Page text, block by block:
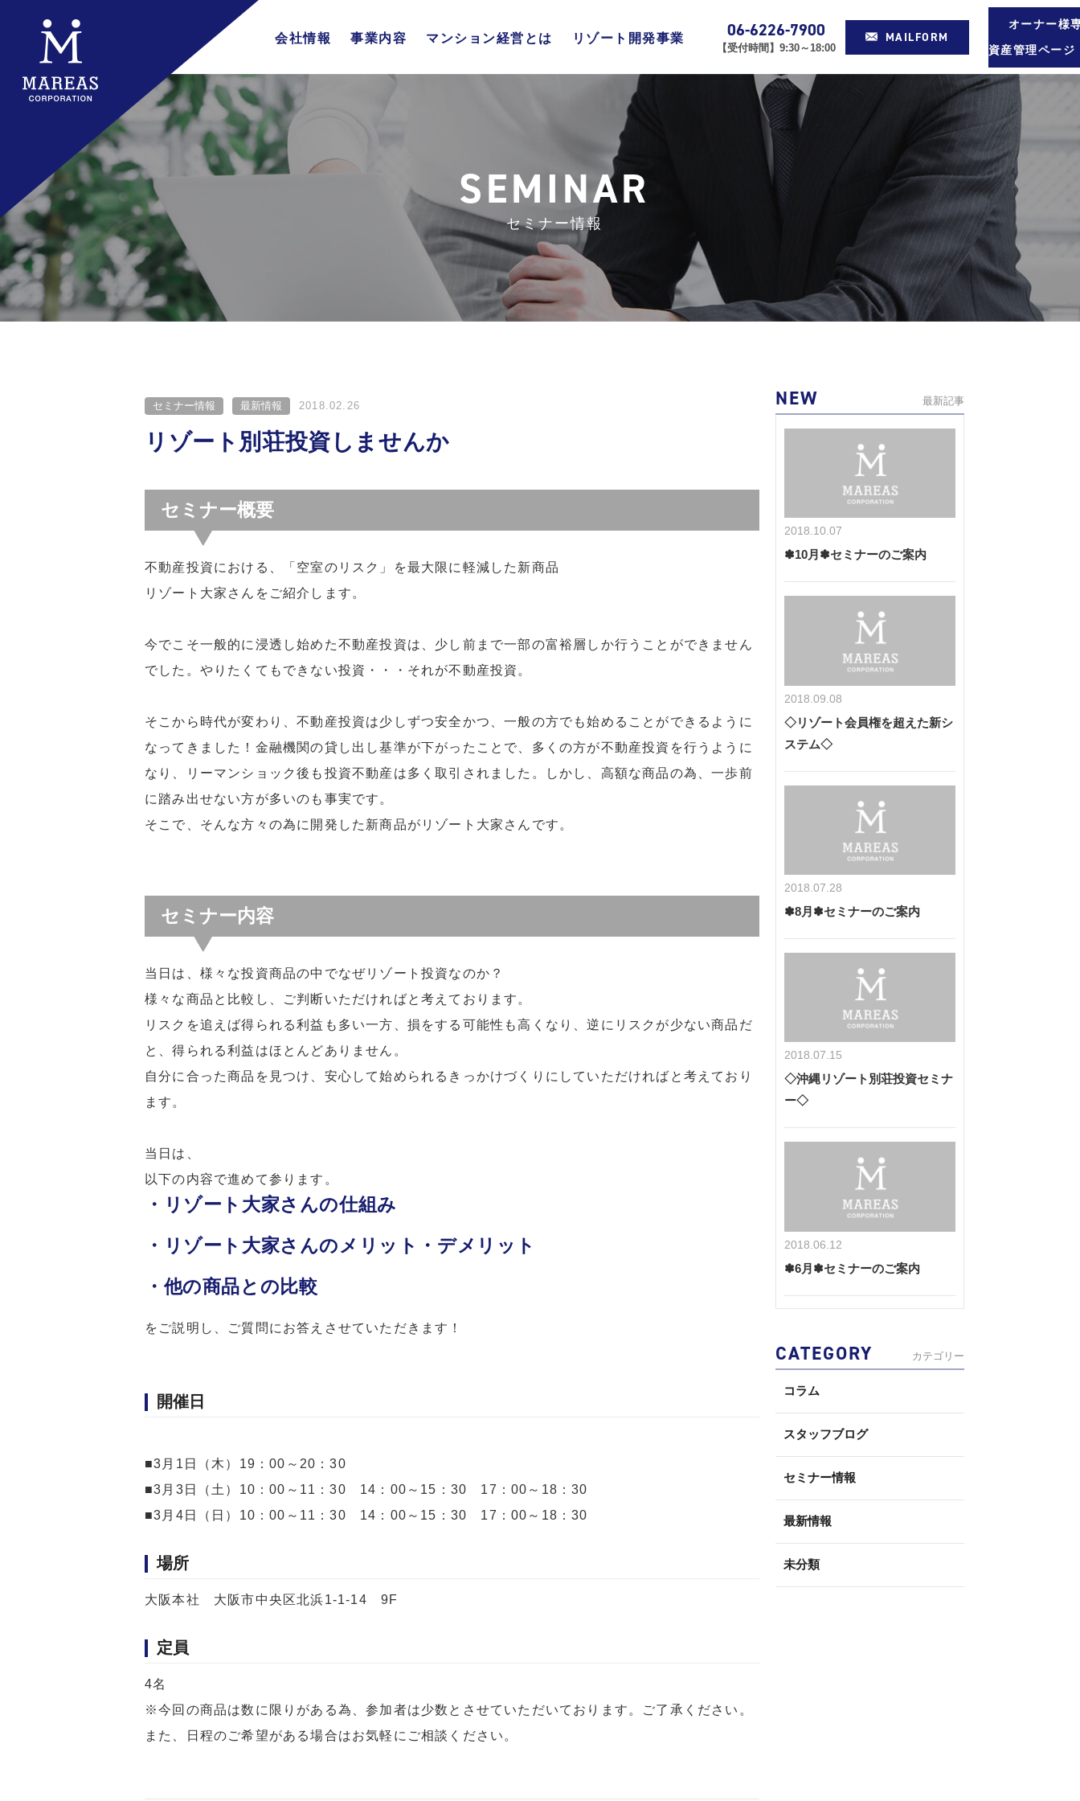
会社情報
会社概要
企業理念
代表挨拶
行動指針
事業内容
不動産販売事業
不動産流通事業
リゾート開発事業
総合管理事業
マンション経営とは
マンション経営の仕組み
4大メリット
年代別メリット
リゾート開発事業 06-6226-7900
【受付時間】9:30～18:00
MAILFORM
オーナー様
資産管理ページ
SEMINAR
セミナー情報
セミナー情報 最新情報 2018.02.26
リゾート別荘投資しませんか
セミナー概要
不動産投資における、「空室のリスク」を最大限に軽減した新商品
リゾート大家さんをご紹介します。
今でこそ一般的に浸透し始めた不動産投資は、少し前まで一部の富裕層しか行うことができません
でした。やりたくてもできない投資・・・それが不動産投資。
そこから時代が変わり、不動産投資は少しずつ安全かつ、一般の方でも始めることができるように
なってきました！金融機関の貸し出し基準が下がったことで、多くの方が不動産投資を行うように
なり、リーマンショック後も投資不動産は多く取引されました。しかし、高額な商品の為、一歩前
に踏み出せない方が多いのも事実です。
そこで、そんな方々の為に開発した新商品がリゾート大家さんです。
セミナー内容
当日は、様々な投資商品の中でなぜリゾート投資なのか？
様々な商品と比較し、ご判断いただければと考えております。
リスクを追えば得られる利益も多い一方、損をする可能性も高くなり、逆にリスクが少ない商品だ
と、得られる利益はほとんどありません。
自分に合った商品を見つけ、安心して始められるきっかけづくりにしていただければと考えており
ます。
当日は、
以下の内容で進めて参ります。
・リゾート大家さんの仕組み
・リゾート大家さんのメリット・デメリット
・他の商品との比較
をご説明し、ご質問にお答えさせていただきます！
開催日
■3月1日（木）19：00～20：30
■3月3日（土）10：00～11：30 14：00～15：30 17：00～18：30
■3月4日（日）10：00～11：30 14：00～15：30 17：00～18：30
場所
大阪本社 大阪市中央区北浜1-1-14 9F
定員
4名
※今回の商品は数に限りがある為、参加者は少数とさせていただいております。ご了承ください。
また、日程のご希望がある場合はお気軽にご相談ください。
NEW 最新記事
2018.10.07
✽10月✽セミナーのご案内
2018.09.08
◇リゾート会員権を超えた新シ
ステム◇
2018.07.28
✽8月✽セミナーのご案内
2018.07.15
◇沖縄リゾート別荘投資セミナ
ー◇
2018.06.12
✽6月✽セミナーのご案内
CATEGORY カテゴリー
コラム
スタッフブログ
セミナー情報
最新情報
未分類